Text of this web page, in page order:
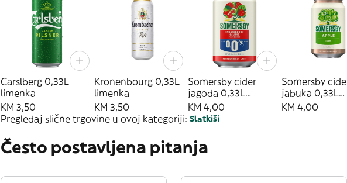
Carslberg 0,33L
limenka
KM 3,50
Kronenbourg 0,33L
limenka
KM 3,50
Somersby cider
jagoda 0,33L
limenka
KM 4,00
Somersby cider
jabuka 0,33L
limenka
KM 4,00
Pregledaj slične trgovine u ovoj kategoriji: Slatkiši
Često postavljena pitanja